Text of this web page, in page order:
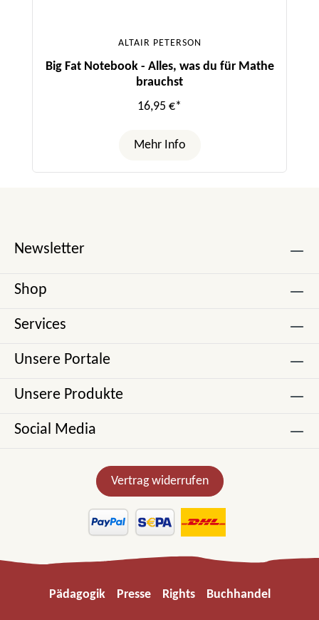
ALTAIR PETERSON
Big Fat Notebook - Alles, was du für Mathe
brauchst
16,95 €*
Mehr Info
Newsletter
Shop
Services
Unsere Portale
Unsere Produkte
Social Media
Vertrag widerrufen
Pädagogik Presse Rights Buchhandel